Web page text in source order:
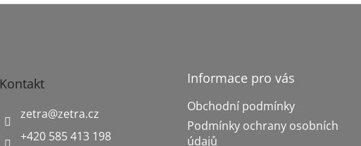
Kontakt
zetra@zetra.cz
+420 585 413 198
Informace pro vás
Obchodní podmínky
Podmínky ochrany osobních
údajů